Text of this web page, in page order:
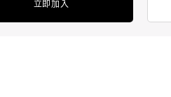
立即加入